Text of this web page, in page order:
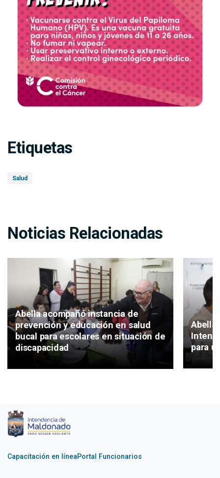
Etiquetas
Salud
Noticias Relacionadas
Abella acompañó instancia de
prevención y educación en salud
bucal para escolares en situación de
discapacidad
Abella
para
Capacitación en líneaPortal Funcionarios